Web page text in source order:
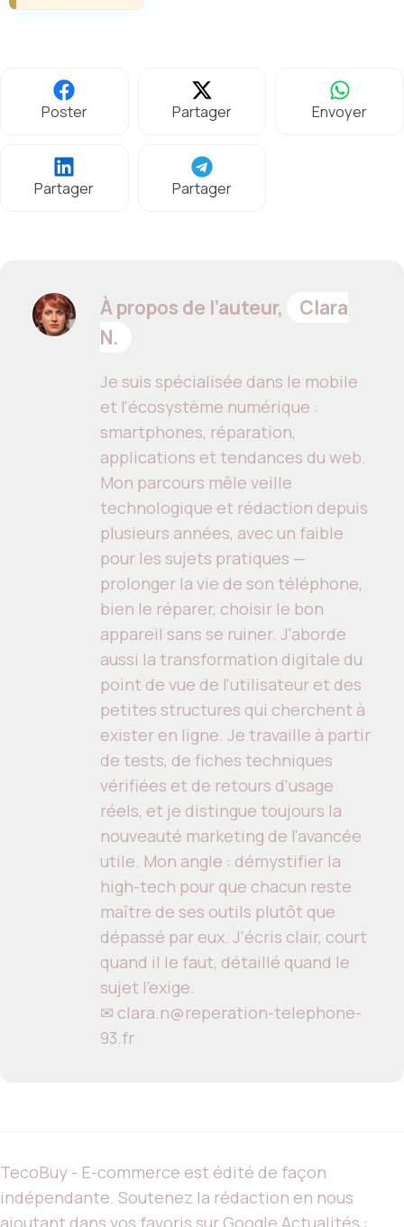
Poster Partager Envoyer
Partager Partager
À propos de l’auteur,
Clara
N.
Je suis spécialisée dans le mobile
et l'écosystème numérique :
smartphones, réparation,
applications et tendances du web.
Mon parcours mêle veille
technologique et rédaction depuis
plusieurs années, avec un faible
pour les sujets pratiques —
prolonger la vie de son téléphone,
bien le réparer, choisir le bon
appareil sans se ruiner. J'aborde
aussi la transformation digitale du
point de vue de l'utilisateur et des
petites structures qui cherchent à
exister en ligne. Je travaille à partir
de tests, de fiches techniques
vérifiées et de retours d'usage
réels, et je distingue toujours la
nouveauté marketing de l'avancée
utile. Mon angle : démystifier la
high-tech pour que chacun reste
maître de ses outils plutôt que
dépassé par eux. J'écris clair, court
quand il le faut, détaillé quand le
sujet l'exige.
✉ clara.n@reperation-telephone-
93.fr
TecoBuy - E-commerce est édité de façon
indépendante. Soutenez la rédaction en nous